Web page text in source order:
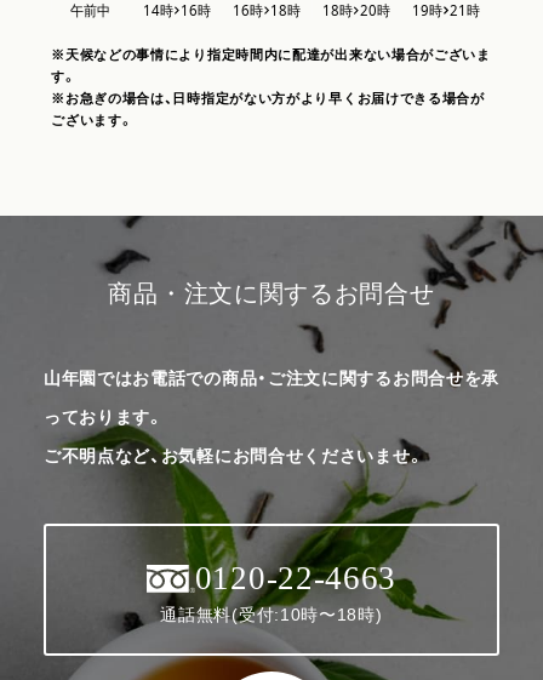
※天候などの事情により指定時間内に配達が出来ない場合がございま
す。
※お急ぎの場合は、日時指定がない方がより早くお届けできる場合が
ございます。
商品・注文に関するお問合せ
山年園ではお電話での商品・ご注文に関するお問合せを承
っております。
ご不明点など、お気軽にお問合せくださいませ。
0120-22-4663
通話無料(受付:10時〜18時)